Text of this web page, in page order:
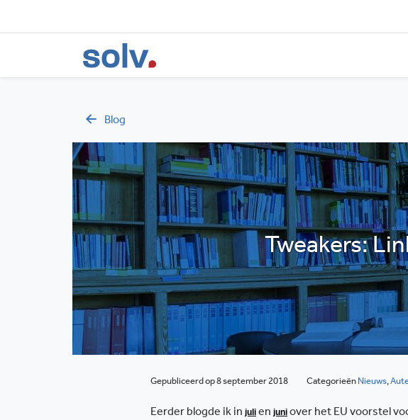
Blog
Tweakers:
Gepubliceerd op 8 september 2018 Categorieën Nieuws,
Eerder blogde ik in juli en juni over het EU voorstel